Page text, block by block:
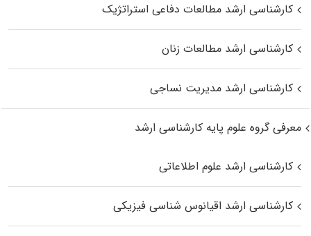
کارشناسی ارشد مطالعات دفاعی استراتژیک
کارشناسی ارشد مطالعات زنان
کارشناسی ارشد مدیریت نساجی
معرفی گروه علوم پایه کارشناسی ارشد
کارشناسی ارشد علوم اطلاعاتی
کارشناسی ارشد اقیانوس‌ شناسی فیزیکی